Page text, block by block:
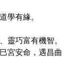
學有緣。
靈巧富有機智。
宮安命，遇昌曲